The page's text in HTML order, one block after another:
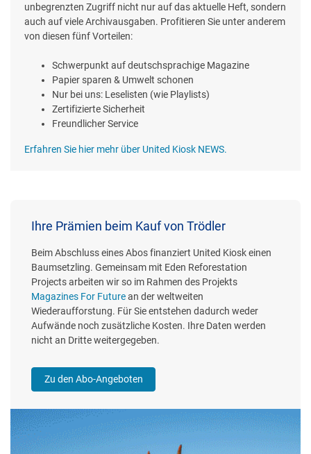
unbegrenzten Zugriff nicht nur auf das aktuelle Heft, sondern
auch auf viele Archivausgaben. Profitieren Sie unter anderem
von diesen fünf Vorteilen:
Schwerpunkt auf deutschsprachige Magazine
Papier sparen & Umwelt schonen
Nur bei uns: Leselisten (wie Playlists)
Zertifizierte Sicherheit
Freundlicher Service
Erfahren Sie hier mehr über United Kiosk NEWS.
Ihre Prämien beim Kauf von Trödler
Beim Abschluss eines Abos finanziert United Kiosk einen
Baumsetzling. Gemeinsam mit Eden Reforestation
Projects arbeiten wir so im Rahmen des Projekts
Magazines For Futurean der weltweiten
Wiederaufforstung. Für Sie entstehen dadurch weder
Aufwände noch zusätzliche Kosten. Ihre Daten werden
nicht an Dritte weitergegeben.
Zu den Abo-Angeboten